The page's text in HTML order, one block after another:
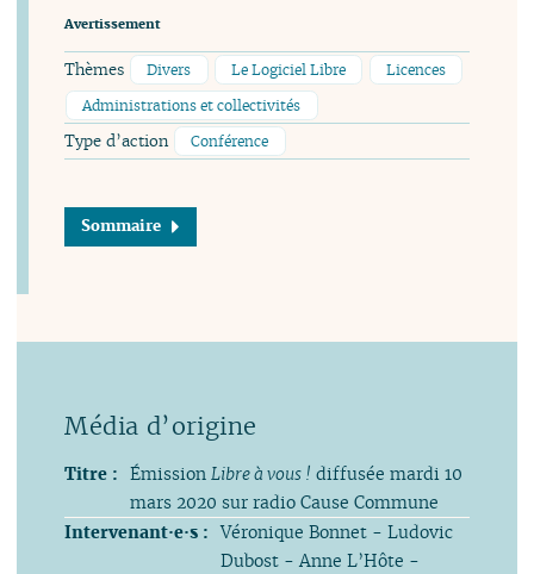
Avertissement
Thèmes Divers Le Logiciel Libre
Licences
Administrations et collectivités
Type d’action Conférence
Sommaire
Titre : ÉmissionLibre à vous ! diffusée mardi 10
mars 2020 sur radio Cause Commune
Intervenant·e·s : Véronique Bonnet - Ludovic
Dubost - Anne L’Hôte -